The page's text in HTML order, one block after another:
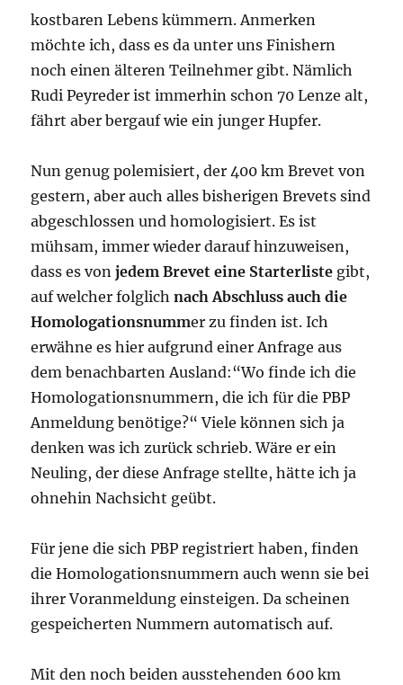
kostbaren Lebens kümmern. Anmerken
möchte ich, dass es da unter uns Finishern
noch einen älteren Teilnehmer gibt. Nämlich
Rudi Peyreder ist immerhin schon 70 Lenze alt,
fährt aber bergauf wie ein junger Hupfer.
Nun genug polemisiert, der 400 km Brevet von
gestern, aber auch alles bisherigen Brevets sind
abgeschlossen und homologisiert. Es ist
mühsam, immer wieder darauf hinzuweisen,
dass es vonjedem Brevet eine Starterliste gibt,
auf welcher folglichnach Abschluss auch die
Homologationsnummer zu finden ist. Ich
erwähne es hier aufgrund einer Anfrage aus
dem benachbarten Ausland:“Wo finde ich die
Homologationsnummern, die ich für die PBP
Anmeldung benötige?“ Viele können sich ja
denken was ich zurück schrieb. Wäre er ein
Neuling, der diese Anfrage stellte, hätte ich ja
ohnehin Nachsicht geübt.
Für jene die sich PBP registriert haben, finden
die Homologationsnummern auch wenn sie bei
ihrer Voranmeldung einsteigen. Da scheinen
gespeicherten Nummern automatisch auf.
Mit den noch beiden ausstehenden 600 km